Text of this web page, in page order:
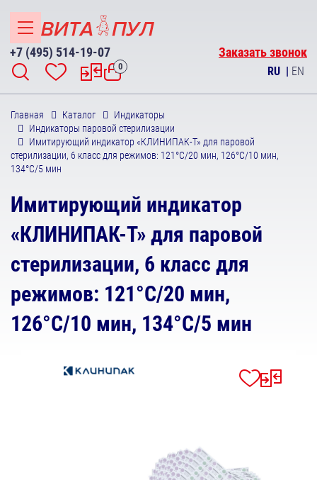
+7 (495) 514-19-07 Заказать звонок
0 RU | EN
Главная Каталог
Индикаторы
Индикаторы паровой стерилизации
Имитирующий индикатор «КЛИНИПАК-Т» для паровой
стерилизации, 6 класс для режимов: 121°С/20 мин, 126°С/10 мин,
134°С/5 мин
Имитирующий индикатор
«КЛИНИПАК-Т» для паровой
стерилизации, 6 класс для
режимов: 121°С/20 мин,
126°С/10 мин, 134°С/5 мин